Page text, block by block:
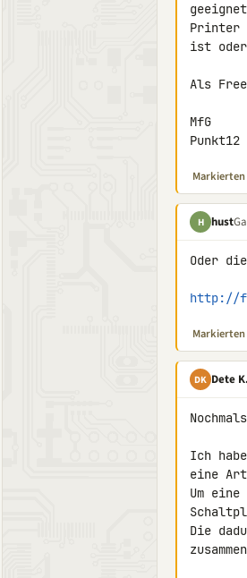
Printer
ist oder
Als
MfG
Punkt12
H hust
Oder
http://
DK Dete K.
Ich
eine
Um
Die